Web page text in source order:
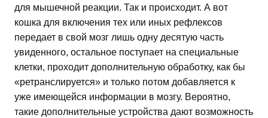
для мышечной реакции. Так и происходит. А вот
кошка для включения тех или иных рефлексов
передает в свой мозг лишь одну десятую часть
увиденного, остальное поступает на специальные
клетки, проходит дополнительную обработку, как бы
«ретранслируется» и только потом добавляется к
уже имеющейся информации в мозгу. Вероятно,
такие дополнительные устройства дают возможность